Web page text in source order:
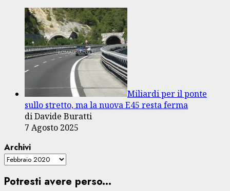
Miliardi per il ponte
sullo stretto, ma la nuova E45 resta ferma
di Davide Buratti
7 Agosto 2025
Archivi
Potresti avere perso...